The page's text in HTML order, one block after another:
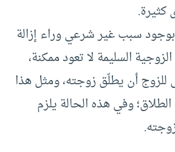
كثيرة.
سبب غير شرعي وراء إزالة
الزوجية السليمة لا تعود ممكنة،
للزوج أن يطلّق زوجته، ومثل هذا
وفي هذه الحالة يلزم